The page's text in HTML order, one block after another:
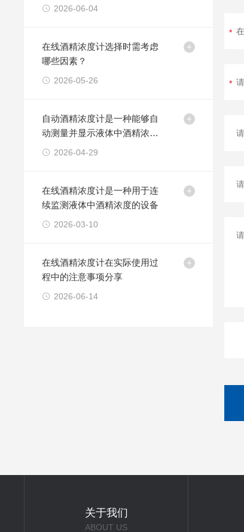
2026-06-04
在线酒精浓度计选择时需考虑
哪些因素？
2026-05-26
自动酒精浓度计是一种能够自
动测量并显示液体中酒精浓度
的仪器2026-04-29
在线酒精浓度计是一种用于连
续监测液体中酒精浓度的设备
2026-03-10
在线酒精浓度计在实际使用过
程中的注意事项分享
2026-06-14
关于我们
ABOUT US